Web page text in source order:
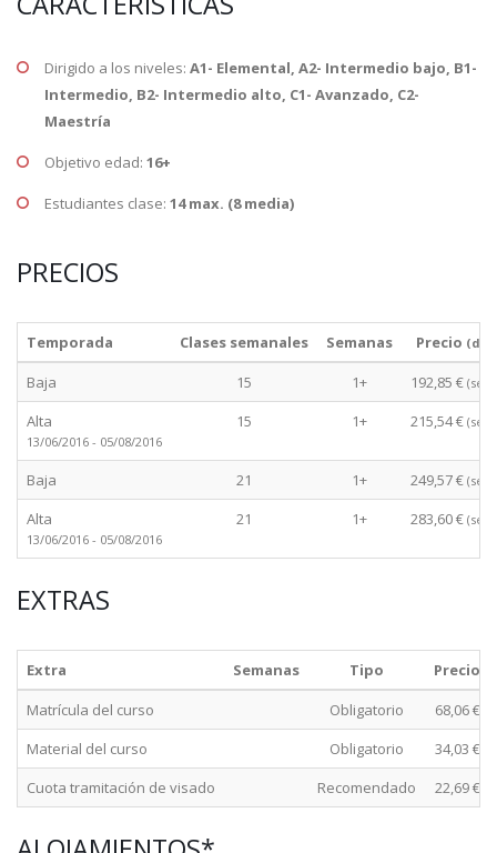
Dirigido a los niveles: A1- Elemental, A2- Intermedio bajo, B1-
Intermedio, B2- Intermedio alto, C1- Avanzado, C2-
Maestría
Objetivo edad: 16+
Estudiantes clase: 14 max. (8 media)
PRECIOS
Temporada Clases semanales Semanas Precio
Baja 15 1+ 192,85 €
Alta
13/06/2016 - 05/08/2016
15 1+ 215,54 €
Baja 21 1+ 249,57 €
Alta
13/06/2016 - 05/08/2016
21 1+ 283,60 €
EXTRAS
Extra Semanas Tipo
Precio
Matrícula del curso
Obligatorio
68,06 €
Material del curso
Obligatorio
34,03 €
Cuota tramitación de visado
Recomendado 22,69 €